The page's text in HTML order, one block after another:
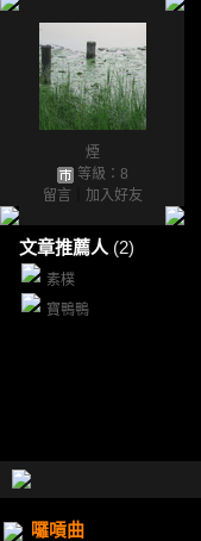
煙
等級：8
留言
加入好友
文章推薦人 (2)
素樸
寶鴨鴨
囉嗊曲